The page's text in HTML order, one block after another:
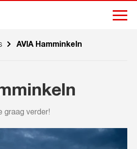
AVIA Hamminkeln
graag verder!